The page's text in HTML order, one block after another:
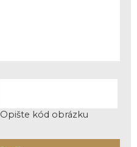
Opište kód obrázku